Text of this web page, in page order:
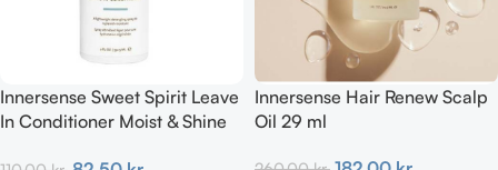
Innersense Sweet Spirit Leave
In Conditioner Moist & Shine
Innersense Hair Renew Scalp
Oil 29 ml